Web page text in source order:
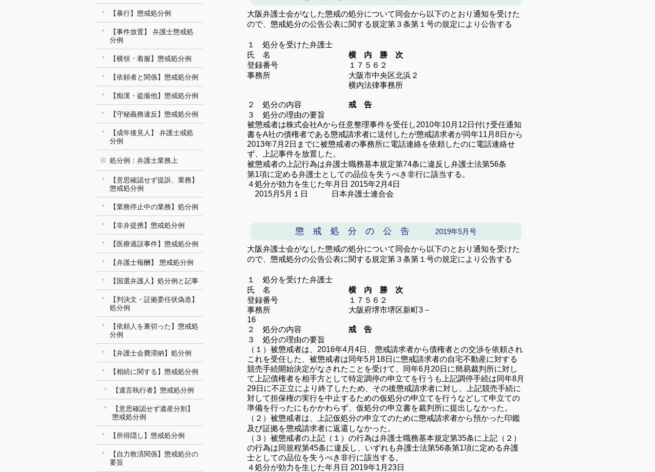
大阪弁護士会がなした懲戒の処分について同会から以下のとおり通知を受けた
ので、懲戒処分の公告公表に関する規定第３条第１号の規定により公告する
１ 処分を受けた弁護士
氏 名 横 内 勝 次
登録番号 １７５６２
事務所 大阪市中央区北浜２
横内法律事務所
２ 処分の内容
戒 告
３ 処分の理由の要旨
被懲戒者は株式会社Aから任意整理事件を受任し2010年10月 12 日付け受任通知
書をA社の債権者である懲戒請求者に送付したが懲戒請求者が同年11 月 8日から
2013年7月 2 日までに被懲戒者の事務所に電話連絡を依頼したのに電話連絡せ
ず、上記事件を放置した。
被懲戒者の上記行為は弁護士職務基本規定第74条に違反し弁護士法第56条
第1項に定める弁護士としての品位を失うべき非行に該当する。
４処分が効力を生じた年月日 2015年2 月 4日
2015月 5月１日 日本弁護士連合会
懲 戒 処 分 の 公 告 2019年5月号
大阪弁護士会がなした懲戒の処分について同会から以下のとおり通知を受けた
ので、懲戒処分の公告公表に関する規定第３条第１号の規定により公告する
１ 処分を受けた弁護士
氏 名 横 内 勝 次
登録番号 １７５６２
事務所 大阪府堺市堺区新町3－
16
２ 処分の内容
戒 告
３ 処分の理由の要旨
（１）被懲戒者は、2016年4月4日、 懲戒請求者から債権者との交渉を依頼され
これを受任した、被懲戒者は同年5月18日に懲戒請求者の自宅不動産に対する
競売手続開始決定がなされたことを受けて、同年6月20日に簡易裁判所に対し
て上記債権者を相手方として特定調停の申立てを行うも上記調停手続は同年8月
29日に不正立により終了したため、その後懲戒請求者に対し、上記競売手続に
対して担保権の実行を中止するための仮処分の申立てを行うなどして申立ての
準備を行ったにもかかわらず、仮処分の申立書を裁判所に提出しなかった。
（２）被懲戒者は、上記仮処分の申立てのために懲戒請求者から預かった印鑑
及び証拠を懲戒請求者に返還しなかった。
（３） 被懲戒者の上記（１）の行為は弁護士職務基本規定第35条に上記（２）
の行為は同規程第45条に違反し、いずれも弁護士法第56条第1項に定める弁護
士としての品位を失うべき非行に該当する。
４処分が効力を生じた年月日 2019年1 月23日
【暴行】懲戒処分例
【事件放置】 弁護士懲戒処
分例
【横領・着服】懲戒処分例
【依頼者と関係】懲戒処分例
【痴漢・盗撮他】懲戒処分例
【守秘義務違反】懲戒処分例
【成年後見人】 弁護士戒処
分例
処分例：弁護士業務上
【意思確認せず提訴、業務】
懲戒処分例
【業務停止中の業務】処分例
【非弁提携】懲戒処分例
【医療過誤事件】懲戒処分例
【弁護士報酬】 懲戒処分例
【国選弁護人】処分例と記事
【判決文・証拠委任状偽造】
処分例
【依頼人を裏切った】懲戒処
分例
【弁護士会費滞納】処分例
【相続に関する】懲戒処分例
【遺言執行者】懲戒処分例
【意思確認せず遺産分割】
懲戒処分例
【所得隠し】懲戒処分例
【自力救済関係】懲戒処分の
要旨